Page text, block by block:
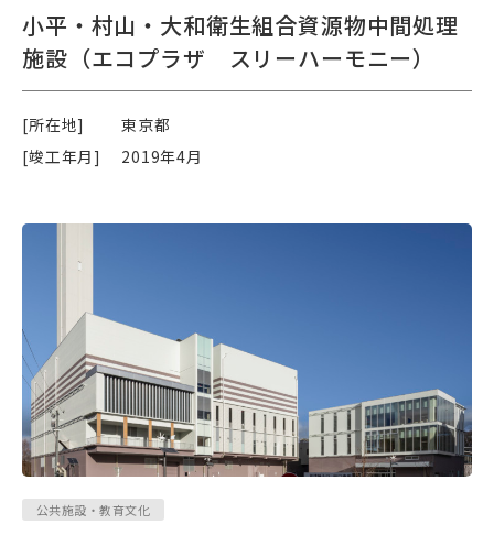
小平・村山・大和衛生組合資源物中間処理
施設（エコプラザ スリーハーモニー）
[所在地]
東京都
[竣工年月]
2019年4月
公共施設・教育文化